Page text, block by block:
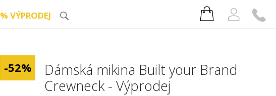
% VÝPRODEJ
-52%
Dámská mikina Built your Brand
Crewneck - Výprodej